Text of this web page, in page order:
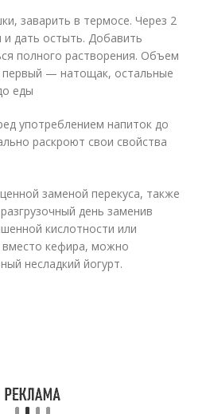
заварить в термосе. Через 2
и дать остыть. Добавить
полного растворения. Объем
первый — натощак, остальные
еды
употреблением напиток до
раскроют свои свойства
заменой перекуса, также
день заменив
кислотности или
вместо кефира, можно
несладкий йогурт.